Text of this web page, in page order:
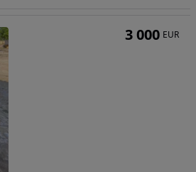
3 000 EUR